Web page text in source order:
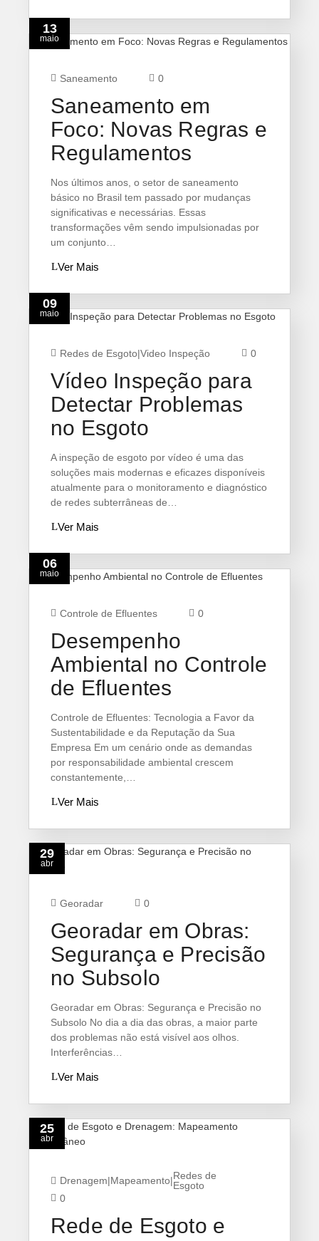
13
maio
Saneamento 0
Saneamento em
Foco: Novas Regras e
Regulamentos
Nos últimos anos, o setor de saneamento
básico no Brasil tem passado por mudanças
significativas e necessárias. Essas
transformações vêm sendo impulsionadas por
um conjunto…
Ver Mais
09
maio
Redes de Esgoto|Video Inspeção 0
Vídeo Inspeção para
Detectar Problemas
no Esgoto
A inspeção de esgoto por vídeo é uma das
soluções mais modernas e eficazes disponíveis
atualmente para o monitoramento e diagnóstico
de redes subterrâneas de…
Ver Mais
06
maio
Controle de Efluentes 0
Desempenho
Ambiental no Controle
de Efluentes
Controle de Efluentes: Tecnologia a Favor da
Sustentabilidade e da Reputação da Sua
Empresa Em um cenário onde as demandas
por responsabilidade ambiental crescem
constantemente,…
Ver Mais
29
abr
Georadar 0
Georadar em Obras:
Segurança e Precisão
no Subsolo
Georadar em Obras: Segurança e Precisão no
Subsolo No dia a dia das obras, a maior parte
dos problemas não está visível aos olhos.
Interferências…
Ver Mais
25
abr
Drenagem|Mapeamento|Redes de
Esgoto
0
Rede de Esgoto e